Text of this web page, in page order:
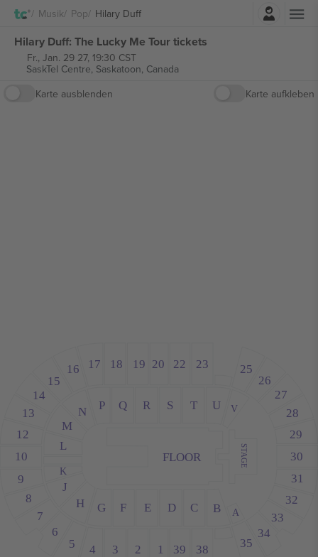
Musik Pop Hilary Duff
Hilary Duff: The Lucky Me Tour tickets
Fr., Jan. 29 27, 19:30 CST
SaskTel Centre, Saskatoon, Canada
Karte ausblenden
Karte aufkleben
FLOOR
A
B
C
D
E
F
G
H
K
J
L
M
N P Q R S T U V
1
2
3
4
5
6
7
8
9
10
12
13
14
15
16 17 18 19 20 22 23 25
35
38
39
26
27
28
29
30
31
32
33
34
STAGE